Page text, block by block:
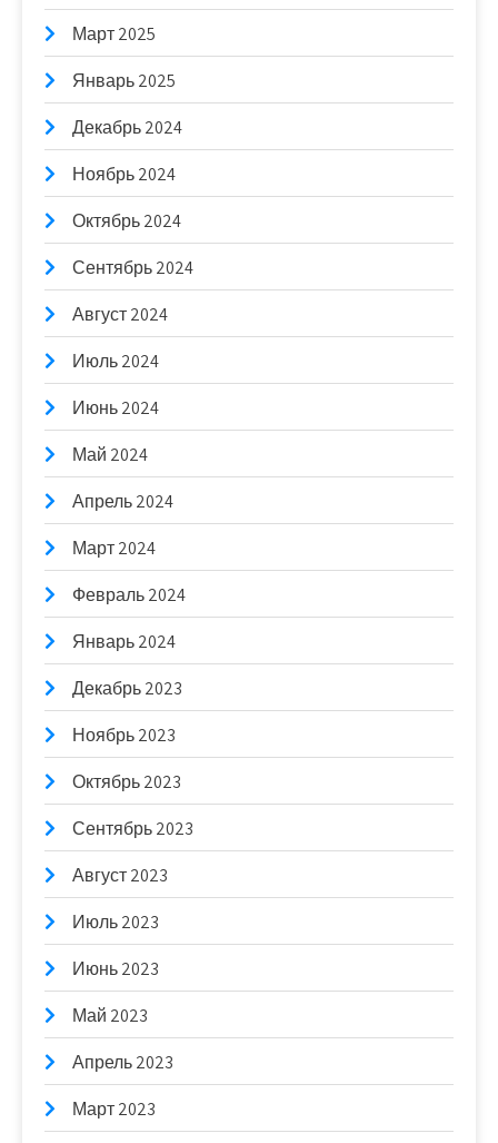
Март 2025
Январь 2025
Декабрь 2024
Ноябрь 2024
Октябрь 2024
Сентябрь 2024
Август 2024
Июль 2024
Июнь 2024
Май 2024
Апрель 2024
Март 2024
Февраль 2024
Январь 2024
Декабрь 2023
Ноябрь 2023
Октябрь 2023
Сентябрь 2023
Август 2023
Июль 2023
Июнь 2023
Май 2023
Апрель 2023
Март 2023